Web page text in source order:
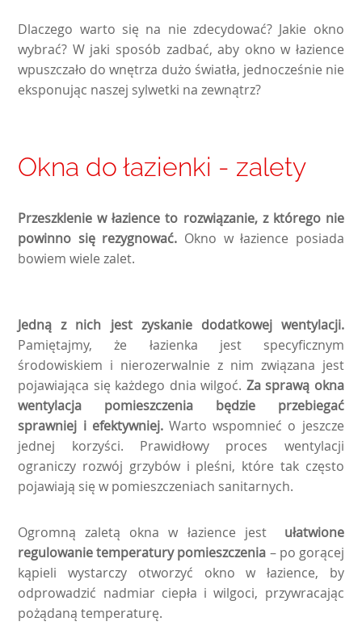
Dlaczego warto się na nie zdecydować? Jakie okno
wybrać? W jaki sposób zadbać, aby okno w łazience
wpuszczało do wnętrza dużo światła, jednocześnie nie
eksponując naszej sylwetki na zewnątrz?
Okna do łazienki - zalety
Przeszklenie w łazience to rozwiązanie, z którego nie
powinno się rezygnować. Okno w łazience posiada
bowiem wiele zalet.
Jedną z nich jest zyskanie dodatkowej wentylacji.
Pamiętajmy, że łazienka jest specyficznym
środowiskiem i nierozerwalnie z nim związana jest
pojawiająca się każdego dnia wilgoć. Za sprawą okna
wentylacja pomieszczenia będzie przebiegać
sprawniej i efektywniej.Warto wspomnieć o jeszcze
jednej korzyści. Prawidłowy proces wentylacji
ograniczy rozwój grzybów i pleśni, które tak często
pojawiają się w pomieszczeniach sanitarnych.
Ogromną zaletą okna w łazience jest ułatwione
regulowanie temperatury pomieszczenia – po gorącej
kąpieli wystarczy otworzyć okno w łazience, by
odprowadzić nadmiar ciepła i wilgoci, przywracając
pożądaną temperaturę.